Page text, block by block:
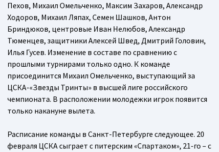
Пехов, Михаил Омельченко, Максим Захаров, Александр
Ходоров, Михаил Ляпах, Семен Шашков, Антон
Бриндюков, центровые Иван Нелюбов, Александр
Тюменцев, защитники Алексей Швед, Дмитрий Головин,
Илья Гусев. Изменение в составе по сравнению с
прошлыми турнирами только одно. К команде
присоединится Михаил Омельченко, выступающий за
ЦСКА-«Звезды Тринты» в высшей лиге российского
чемпионата. В расположении молодежки игрок появится
только накануне вылета.
Расписание команды в Санкт-Петербурге следующее. 20
февраля ЦСКА сыграет с питерским «Спартаком», 21-го – с